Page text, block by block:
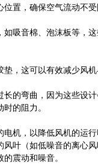
置，确保空气流动不受
吸音棉、泡沫板等，这
，这可以有效减少风机
的弯曲，因为这些设计
的阻力。
机，以降低风机的运行
叶（如低噪音的离心风
震动和噪音。